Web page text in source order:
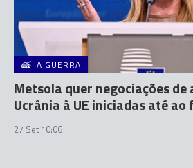
A GUERRA
Metsola quer negociações de
Ucrânia à UE iniciadas até
27 Set 10:06